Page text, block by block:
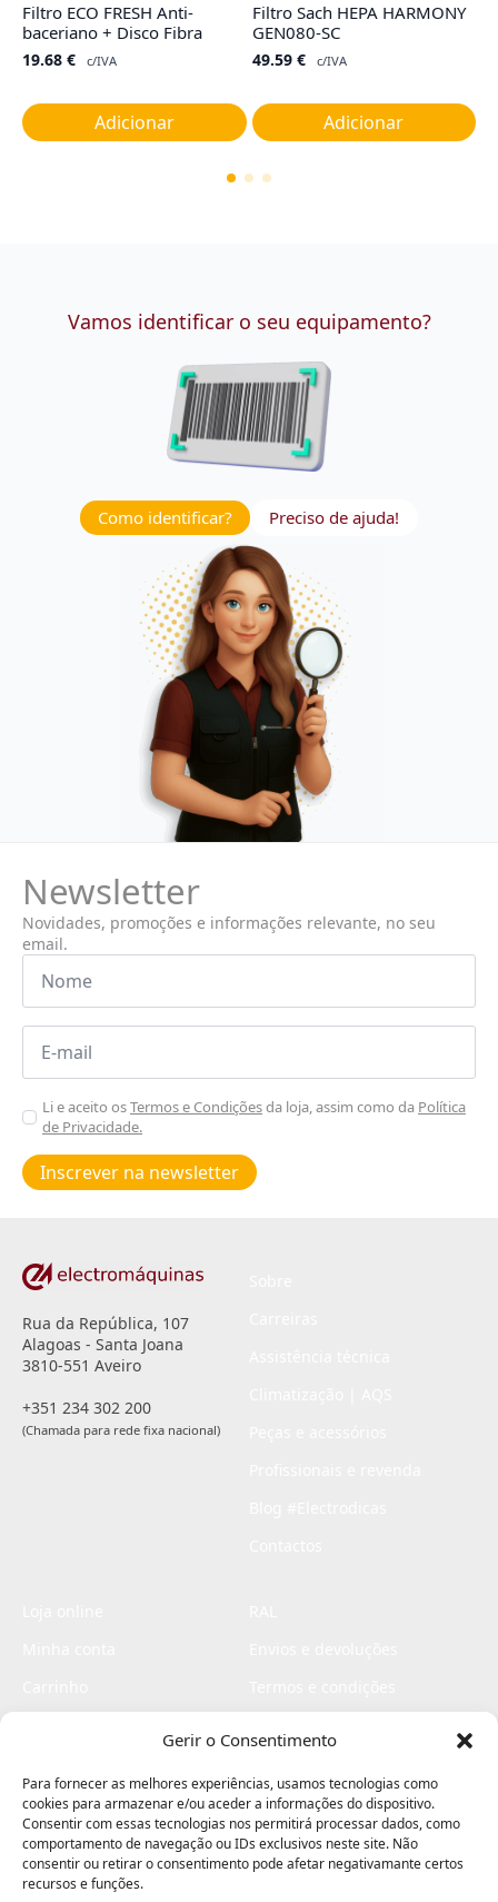
Gerir o Consentimento
Para fornecer as melhores experiências, usamos tecnologias como
cookies para armazenar e/ou aceder a informações do dispositivo.
Consentir com essas tecnologias nos permitirá processar dados, como
comportamento de navegação ou IDs exclusivos neste site. Não
consentir ou retirar o consentimento pode afetar negativamante certos
recursos e funções.
Filtro ECO FRESH Anti-
baceriano + Disco Fibra
19.68 € c/IVA
Adicionar
Filtro Sach HEPA HARMONY
GEN080-SC
49.59 € c/IVA
Adicionar
Vamos identificar o seu equipamento?
Como identificar? Preciso de ajuda!
Newsletter
Novidades, promoções e informações relevante, no seu
email.
Nome
Email
Aceitar
Poiticas
de
privacidade
Li e aceito osTermos e Condiçõesda loja, assim como da Política
de Privacidade.
Inscrever na newsletter
Rua da República, 107
Alagoas - Santa Joana
3810-551 Aveiro
+351 234 302 200
(Chamada para rede fixa nacional)
Livro de elogios